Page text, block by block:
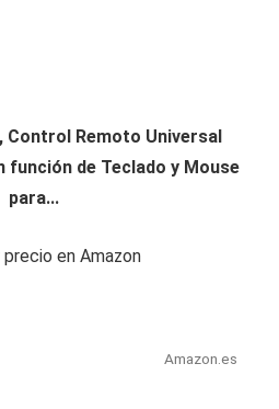
Control Remoto Universal
función de Teclado y Mouse
para...
en Amazon
Amazon.es